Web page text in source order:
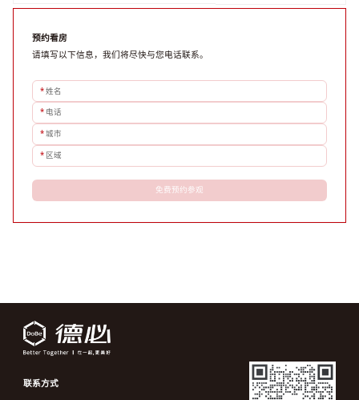
款。选址是综合性战略决策，旨在让办公
预约看房
请填写以下信息，我们将尽快与您电话联系。
*姓名
* 电话
*城市
* 区域
免费预约参观
联系方式